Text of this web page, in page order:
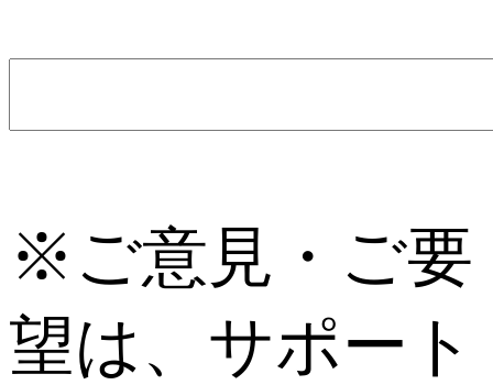
※ご意見・ご要
望は、サポート